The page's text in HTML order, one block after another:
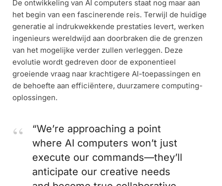
De ontwikkeling van AI computers staat nog maar aan
het begin van een fascinerende reis. Terwijl de huidige
generatie al indrukwekkende prestaties levert, werken
ingenieurs wereldwijd aan doorbraken die de grenzen
van het mogelijke verder zullen verleggen. Deze
evolutie wordt gedreven door de exponentieel
groeiende vraag naar krachtigere AI-toepassingen en
de behoefte aan efficiëntere, duurzamere computing-
oplossingen.
“We’re approaching a point
where AI computers won’t just
execute our commands—they’ll
anticipate our creative needs